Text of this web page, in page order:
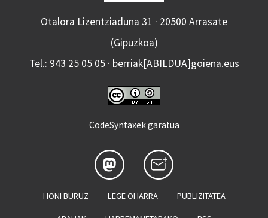
Otalora Lizentziaduna 31 · 20500 Arrasate
(Gipuzkoa)
Tel.: 943 25 05 05 · berriak[ABILDUA]goiena.eus
CodeSyntaxek garatua
HONI BURUZ LEGE OHARRA PUBLIZITATEA